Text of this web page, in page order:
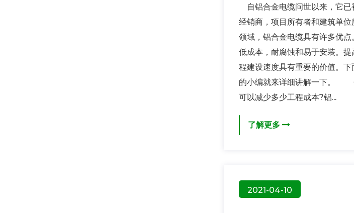
自铝合金电缆问世以来，它已
经销商，项目所有者和建筑单位
领域，铝合金电缆具有许多优点
低成本，耐腐蚀和易于安装。
程建设速度具有重要的价值。下
的小编就来详细讲解一下。
可以减少多少工程成本?铝...
了解更多
2021-04-10